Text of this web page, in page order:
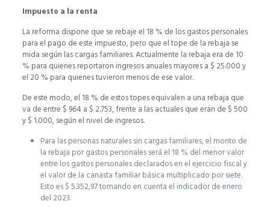
Impuesto a la renta
La reforma dispone que se rebaje el 18 % de los gastos personales
para el pago de este impuesto, pero que el tope de la rebaja se
mida según las cargas familiares. Actualmente la rebaja era de 10
% para quienes reportaron ingresos anuales mayores a $ 25.000 y
el 20 % para quienes tuvieron menos de ese valor.
De este modo, el 18 % de estos topes equivalen a una rebaja que
va de entre $ 964 a $ 2.753, frente a las actuales que eran de $ 500
y $ 1.000, según el nivel de ingresos.
Para las personas naturales sin cargas familiares, el monto de
la rebaja por gastos personales será el 18 % del menor valor
entre los gastos personales declarados en el ejercicio fiscal y
el valor de la canasta familiar básica multiplicado por siete.
Esto es $ 5.352,97 tomando en cuenta el indicador de enero
del 2023.